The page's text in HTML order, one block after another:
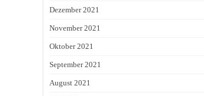
Dezember 2021
November 2021
Oktober 2021
September 2021
August 2021